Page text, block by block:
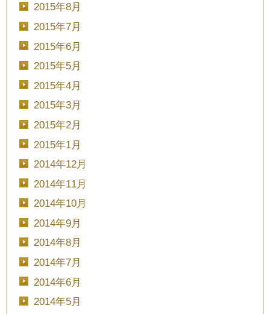
2015年8月
2015年7月
2015年6月
2015年5月
2015年4月
2015年3月
2015年2月
2015年1月
2014年12月
2014年11月
2014年10月
2014年9月
2014年8月
2014年7月
2014年6月
2014年5月